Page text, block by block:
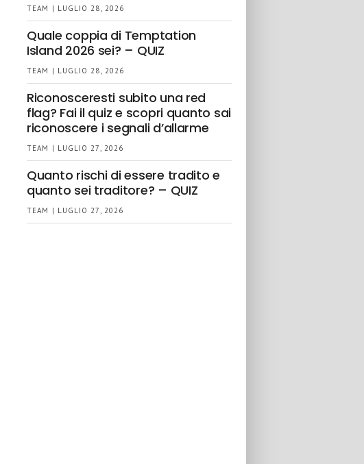
TEAM | LUGLIO 28, 2026
Quale coppia di Temptation
Island 2026 sei? – QUIZ
TEAM | LUGLIO 28, 2026
Riconosceresti subito una red
flag? Fai il quiz e scopri quanto sai
riconoscere i segnali d’allarme
TEAM | LUGLIO 27, 2026
Quanto rischi di essere tradito e
quanto sei traditore? – QUIZ
TEAM | LUGLIO 27, 2026